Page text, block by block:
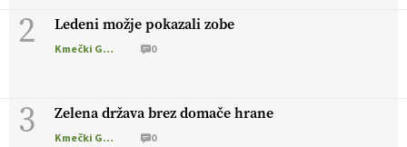
reklama?
PRISLUHNITE
@EUAgri #imcap #cap #eco #skp
#vlog https://t.co/yev5PreiJu
2 Ledeni možje pokazali zobe
Kmečki Glas 0
3 Zelena država brez domače hrane
Kmečki Glas 0